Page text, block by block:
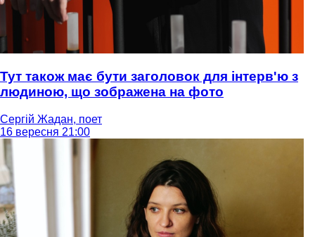
Тут також має бути заголовок для інтерв'ю з
людиною, що зображена на фото
Сергій Жадан, поет
16 вересня 21:00